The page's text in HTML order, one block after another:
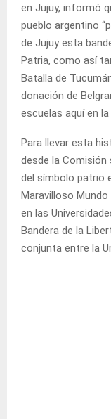
en Jujuy, informó
pueblo argentino
de Jujuy esta
Patria, como así
Batalla de
donación de
escuelas aquí en la
Para llevar esta
desde la
del símbolo patrio
Maravilloso
en las
Bandera de la
conjunta entre la